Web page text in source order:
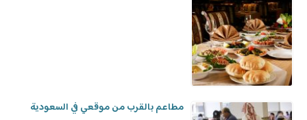
مطاعم بالقرب من موقعي في السعودية